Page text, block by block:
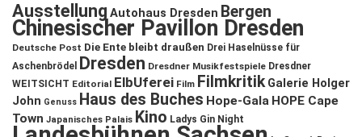
Ausstellung Autohaus Dresden Bergen
Chinesischer Pavillon Dresden
Deutsche Post Die Ente bleibt draußen Drei Haselnüsse für
Aschenbrödel
Dresden Dresdner Musikfestspiele Dresdner
WEITSICHT Editorial ElbUferei Film Filmkritik Galerie Holger
John Genuss Haus des Buches Hope-Gala HOPE Cape
Town Japanisches Palais Kino Ladys Gin Night